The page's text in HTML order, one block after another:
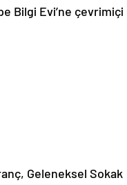
Bilgi Evi’ne çevrimiçi
Geleneksel Sokak